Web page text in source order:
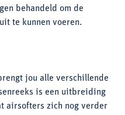
behandeld om de
te kunnen voeren.
jou alle verschillende
is een uitbreiding
airsofters zich nog verder